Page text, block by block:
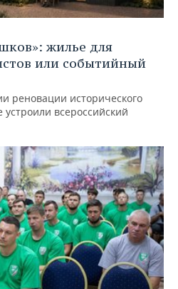
жилье для
или событийный
реновации исторического
устроили всероссийский